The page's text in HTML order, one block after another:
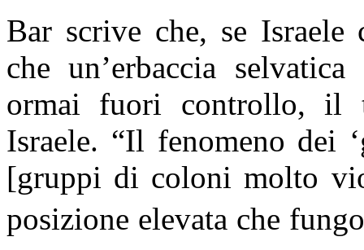
Bar scrive che, se Israele
che un’erbaccia
ormai fuori controllo, il
Israele. “Il fenomeno dei
[gruppi di coloni molto
posizione elevata che